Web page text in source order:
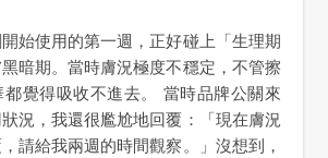
始使用的第一週，正好碰上「生理期
暗期。當時膚況極度不穩定，不管擦
覺得吸收不進去。 當時品牌公關來
況，我還很尷尬地回覆：「現在膚況
請給我兩週的時間觀察。」沒想到，